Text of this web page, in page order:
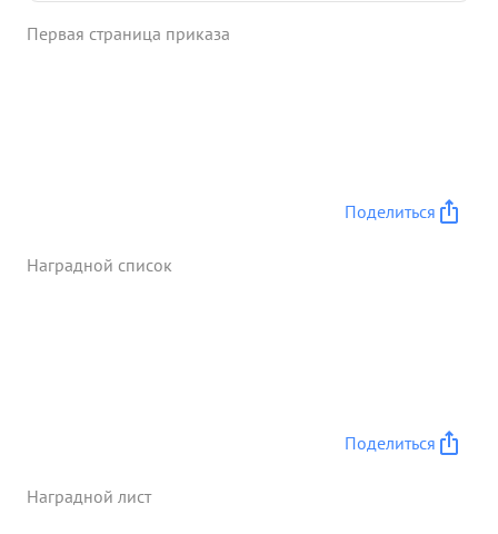
противника 30.6.42 г. у РЖЕВА. Будучи назначен
последующей операции по обеспечению захвата
...»
Первая страница приказа
Поделиться
Наградной список
Поделиться
Наградной лист